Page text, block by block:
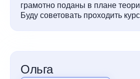
грамотно поданы в плане
Буду советовать проходить
Ольга